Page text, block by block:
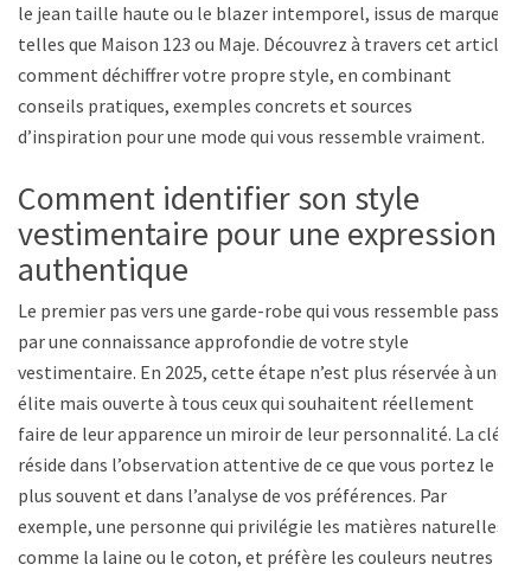
le jean taille haute ou le blazer intemporel, issus de marques
telles que Maison 123 ou Maje. Découvrez à travers cet article
comment déchiffrer votre propre style, en combinant
conseils pratiques, exemples concrets et sources
d’inspiration pour une mode qui vous ressemble vraiment.
Comment identifier son style
vestimentaire pour une expression
authentique
Le premier pas vers une garde-robe qui vous ressemble passe
par une connaissance approfondie de votre style
vestimentaire. En 2025, cette étape n’est plus réservée à une
élite mais ouverte à tous ceux qui souhaitent réellement
faire de leur apparence un miroir de leur personnalité. La clé
réside dans l’observation attentive de ce que vous portez le
plus souvent et dans l’analyse de vos préférences. Par
exemple, une personne qui privilégie les matières naturelles,
comme la laine ou le coton, et préfère les couleurs neutres